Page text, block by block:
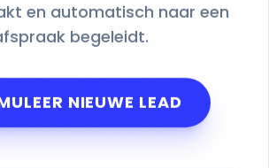
en automatisch naar een
begeleidt.
NIEUWE LEAD